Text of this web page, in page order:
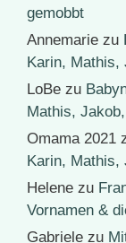
gemobbt
Annemarie zu
Karin,
LoBe zu
Mathis,
Omama 2021
Karin,
Helene zu
Vornamen &
Gabriele zu